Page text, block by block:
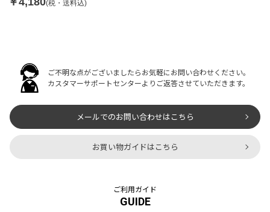
(税・送料込)
ご不明な点がございましたらお気軽にお問い合わせください。
カスタマーサポートセンターよりご返答させていただきます。
メールでのお問い合わせはこちら
お買い物ガイドはこちら
ご利用ガイド
GUIDE